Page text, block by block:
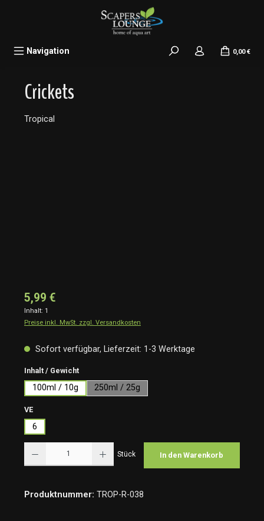
Navigation 0,00 €
Crickets
Tropical
5,99 €
Inhalt: 1
Preise inkl. MwSt. zzgl. Versandkosten
Sofort verfügbar, Lieferzeit: 1-3 Werktage
Inhalt / Gewichtauswählen
100ml / 10g 250ml / 25g
VEauswählen
6
Stück In den Warenkorb
Produktnummer: TROP-R-038